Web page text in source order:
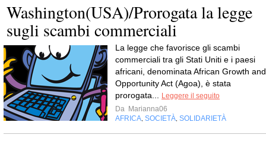
Washington(USA)/Prorogata la legge
sugli scambi commerciali
La legge che favorisce gli scambi
commerciali tra gli Stati Uniti e i paesi
africani, denominata African Growth and
Opportunity Act (Agoa), è stata
prorogata...
Leggere il seguito
Da Marianna06
AFRICA SOCIETÀ SOLIDARIETÀ